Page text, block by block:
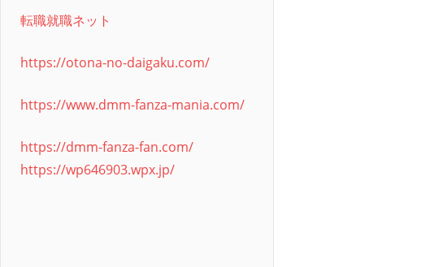
転職就職ネット
https://otona-no-daigaku.com/
https://www.dmm-fanza-mania.com/
https://dmm-fanza-fan.com/
https://wp646903.wpx.jp/